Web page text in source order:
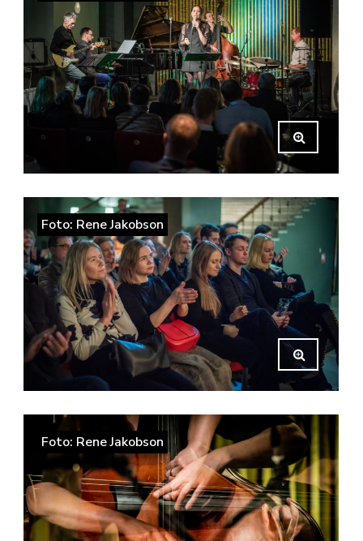
Foto: Rene Jakobson
Foto: Rene Jakobson